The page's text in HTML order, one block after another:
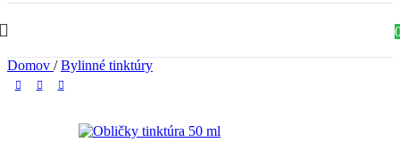
Domov / Bylinné tinktúry